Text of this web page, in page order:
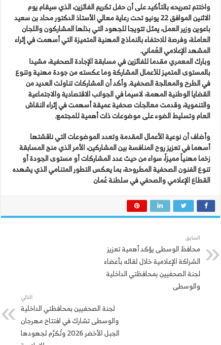
واختتم تصريحه بالتأكيد على أن حفل تكريم الفائزين، الذي سيقام يوم
الاثنين الموافق 22 يونيو تحت رعاية معالي الأستاذ الدكتور محاد بن سعيد
باعوين وزير العمل، يمثل تتويجا للجهود التي بذلها المشاركون واللجان
العاملة، وفرصة للاحتفاء بالنماذج المهنية المتميزة التي أسهمت في إثراء
المشهد الإعلامي العُماني.
وبارك المعمري مقدما للفائزين في مسابقة الإجادة الصحفية، مشيدا
بالمستوى المتميز للأعمال المشاركة وما عكسته من جودة مهنية وتنوع
في الطرح والمعالجة الصحفية. وأكد أن المشاركات تناولت العديد من
القضايا الوطنية المهمة، لاسيما في الجوانب الاقتصادية والاجتماعية
والتنموية، وقدمت معالجات صحفية عميقة أسهمت في إثراء النقاش
العام وتسليط الضوء على موضوعات ذات أهمية للمجتمع.
وأضاف أن نوعية الأعمال المقدمة وتعدد الموضوعات التي ناقشتها
أسهما في تعزيز روح المنافسة بين المشاركين، الأمر الذي منح المسابقة
زخما مهنياً مميزاً، سواء من حيث عدد المشاركات أو مستوى الجودة أو
تنوع الفنون الصحفية المطروحة، بما يعكس التطور المتنامي الذي يشهده
القطاع الإعلامي والصحفي في سلطنة عُمان
السابق
محافظ الوسطى يؤكد أهمية تعزيز
الشراكة الإعلامية خلال لقائه بأعضاء
لجنة الصحفيين بمحافظتي الداخلية
والوسطى
التالي
لجنة الصحفيين بمحافظتي الداخلية
والوسطى تشارك في افتتاح مهرجان
الجبل الأخضر 2026 وتُكرَّم لجهودها